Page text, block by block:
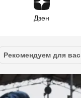
Дзен
Рекомендуем для вас